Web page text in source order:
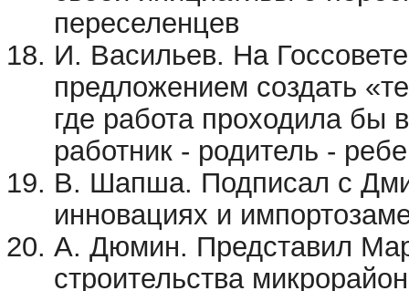
переселенцев
И. Васильев. На
предложением создать
где работа проходила бы
работник - родитель -
В. Шапша. Подписал с
инновациях и
А. Дюмин. Представил
строительства